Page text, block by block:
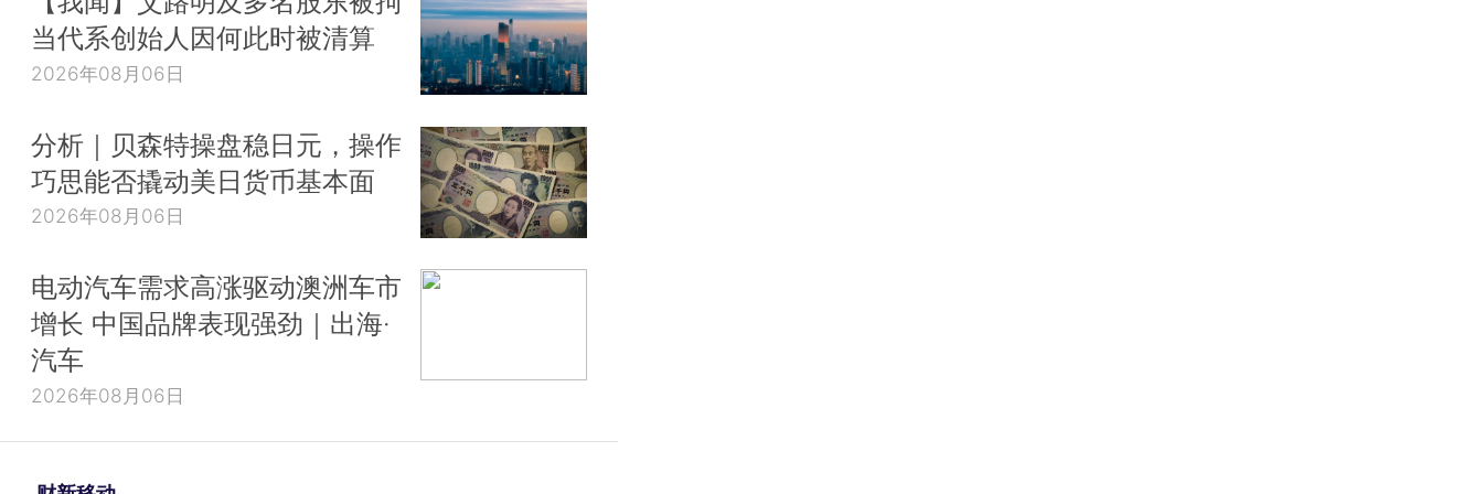
当代系创始人因何此时被清算
2026年08月06日
分析｜贝森特操盘稳日元，操作
巧思能否撬动美日货币基本面
2026年08月06日
电动汽车需求高涨驱动澳洲车市
增长 中国品牌表现强劲｜出海·
汽车
2026年08月06日